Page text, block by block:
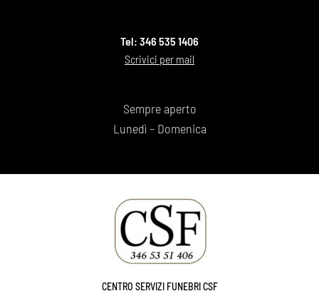
Tel: 346 535 1406
Scrivici per mail
Sempre aperto
Lunedì – Domenica
CENTRO SERVIZI FUNEBRI CSF